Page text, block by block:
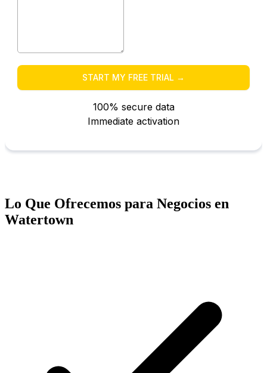
Lo Que Ofrecemos para Negocios en
Watertown